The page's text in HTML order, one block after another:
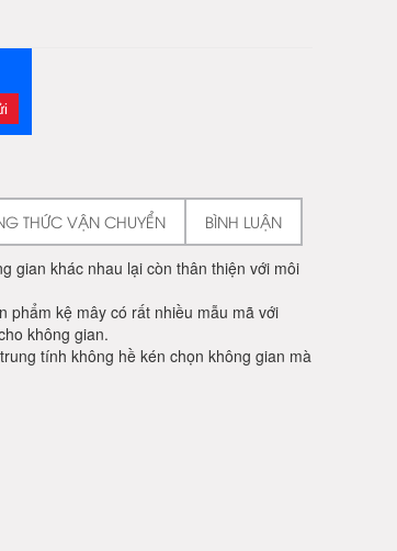
THỨC VẬN CHUYỂN BÌNH LUẬN
gian khác nhau lại còn thân thiện với môi
phẩm kệ mây có rất nhiều mẫu mã với
không gian.
tính không hề kén chọn không gian mà